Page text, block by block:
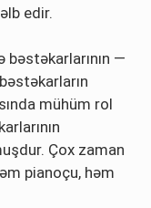
edir.
bəstəkarlarının —
mühüm rol
Çox zaman
pianoçu, həm